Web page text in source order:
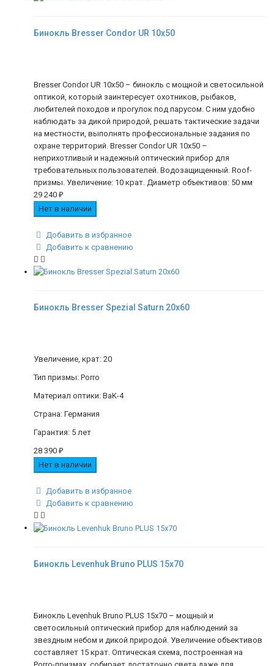
Бинокль Bresser Condor UR 10x50
Bresser Condor UR 10x50 – бинокль с мощной и светосильной
оптикой, который заинтересует охотников, рыбаков,
любителей походов и прогулок под парусом. С ним удобно
наблюдать за дикой природой, решать тактические задачи
на местности, выполнять профессиональные задания по
охране территорий. Bresser Condor UR 10x50 –
неприхотливый и надежный оптический прибор для
требовательных пользователей. Водозащищенный. Roof-
призмы. Увеличение: 10 крат. Диаметр объективов: 50 мм
29 240 ₽
Нет в наличии
Добавить в избранное
Добавить к сравнению
Бинокль Bresser Spezial Saturn 20x60
Увеличение, крат: 20
Тип призмы: Porro
Материал оптики: BaK-4
Страна: Германия
Гарантия: 5 лет
28 390 ₽
Нет в наличии
Добавить в избранное
Добавить к сравнению
Бинокль Levenhuk Bruno PLUS 15x70
Бинокль Levenhuk Bruno PLUS 15x70 – мощный и
светосильный оптический прибор для наблюдений за
звездным небом и дикой природой. Увеличение объективов
составляет 15 крат. Оптическая схема, построенная на